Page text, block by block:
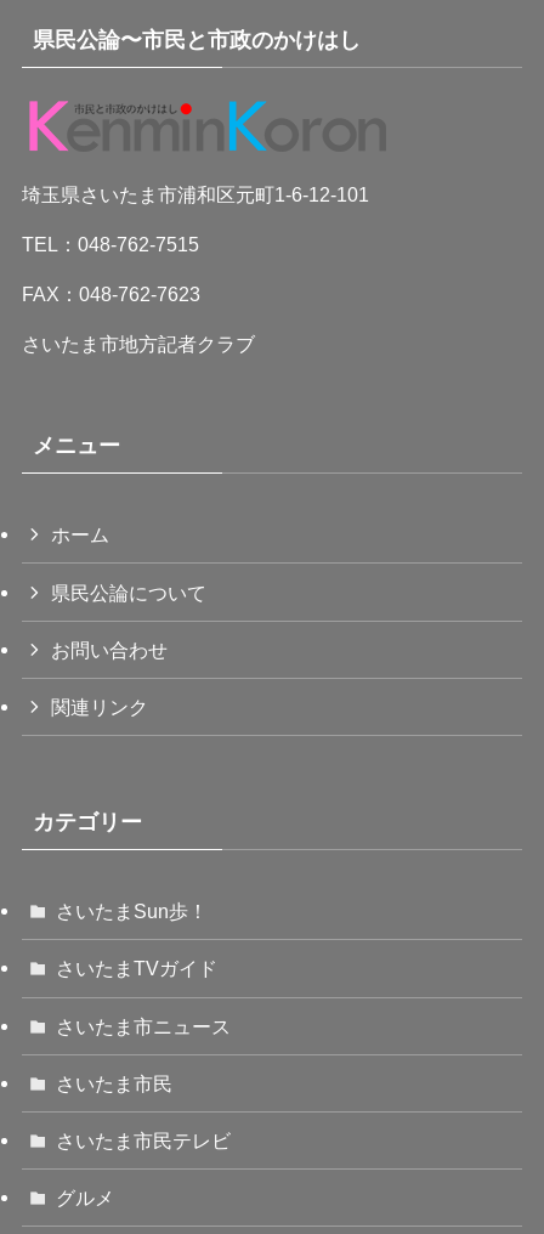
県民公論〜市民と市政のかけはし
埼玉県さいたま市浦和区元町1-6-12-101
TEL：048-762-7515
FAX：048-762-7623
さいたま市地方記者クラブ
メニュー
ホーム
県民公論について
お問い合わせ
関連リンク
カテゴリー
さいたまSun歩！
さいたまTVガイド
さいたま市ニュース
さいたま市民
さいたま市民テレビ
グルメ